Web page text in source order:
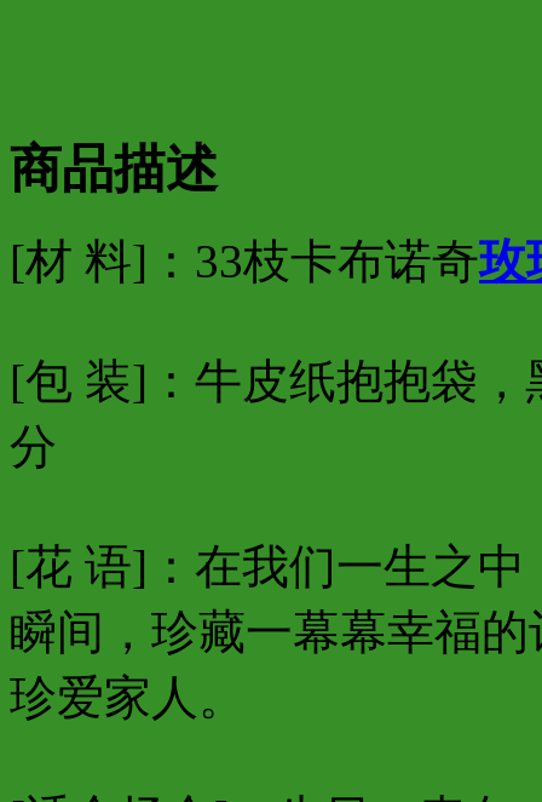
商品描述
[材 料]：33枝卡布诺奇玫
[包 装]：牛皮纸抱抱袋
分
[花 语]：在我们一生之
瞬间，珍藏一幕幕幸福
珍爱家人。